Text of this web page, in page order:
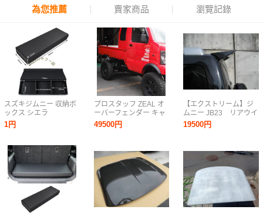
為您推薦 賣家商品 瀏覽記錄
スズキジムニー 収納ボ
ックス シエラ
JB23/JB33/JB43 トラ
ンクボックス リア収納
ム 内装パーツ カスタム
専用設計
1円
プロスタッフ ZEAL オ
ーバーフェンダー キャ
リイ DA63T
49500円
【エクストリーム】ジ
ムニー JB23 リアウイ
ング
19500円